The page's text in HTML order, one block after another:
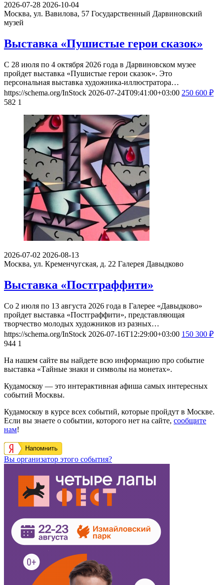
2026-07-28 2026-10-04
Москва, ул. Вавилова, 57 Государственный Дарвиновский
музей
Выставка «Пушистые герои сказок»
С 28 июля по 4 октября 2026 года в Дарвиновском музее
пройдет выставка «Пушистые герои сказок». Это
персональная выставка художника-иллюстратора…
https://schema.org/InStock 2026-07-24T09:41:00+03:00 250 600 ₽
582 1
2026-07-02 2026-08-13
Москва, ул. Кременчугская, д. 22 Галерея Давыдково
Выставка «Постграффити»
Со 2 июля по 13 августа 2026 года в Галерее «Давыдково»
пройдет выставка «Постграффити», представляющая
творчество молодых художников из разных…
https://schema.org/InStock 2026-07-16T12:29:00+03:00 150 300 ₽
944 1
На нашем сайте вы найдете всю информацию про событие
выставка «Тайные знаки и символы на монетах».
Кудамоскоу — это интерактивная афиша самых интересных
событий Москвы.
Кудамоскоу в курсе всех событий, которые пройдут в Москве.
Если вы знаете о событии, которого нет на сайте, сообщите
нам!
Напомнить
Вы организатор этого события?